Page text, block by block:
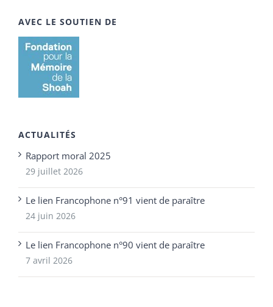
AVEC LE SOUTIEN DE
ACTUALITÉS
Rapport moral 2025
29 juillet 2026
Le lien Francophone n°91 vient de paraître
24 juin 2026
Le lien Francophone n°90 vient de paraître
7 avril 2026